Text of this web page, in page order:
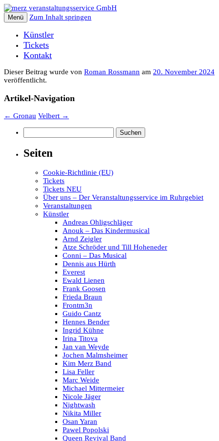
Menü Zum Inhalt springen
Künstler
Tickets
Kontakt
Dieser Beitrag wurde von Roman Rossmann am 20. November 2024
veröffentlicht.
Artikel-Navigation
← Gronau Velbert →
nach:
Seiten
Cookie-Richtlinie (EU)
Tickets
Tickets NEU
Über uns – Der Veranstaltungsservice im Ruhrgebiet
Veranstaltungen
Künstler
Andreas Ohligschläger
Anouk – Das Kindermusical
Arnd Zeigler
Atze Schröder und Till Hoheneder
Conni – Das Musical
Dennis aus Hürth
Everest
Ewald Lienen
Frank Goosen
Frieda Braun
Frontm3n
Guido Cantz
Hennes Bender
Ingrid Kühne
Irina Titova
Jan van Weyde
Jochen Malmsheimer
Kim Merz Band
Lisa Feller
Marc Weide
Michael Mittermeier
Nicole Jäger
Nightwash
Nikita Miller
Osan Yaran
Pawel Popolski
Queen Revival Band